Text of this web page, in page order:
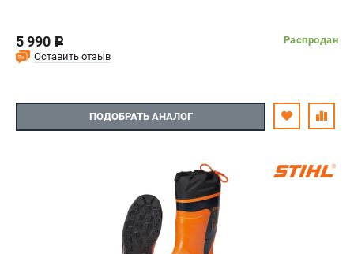
5 990 c
Распродан
Оставить отзыв
ПОДОБРАТЬ АНАЛОГ